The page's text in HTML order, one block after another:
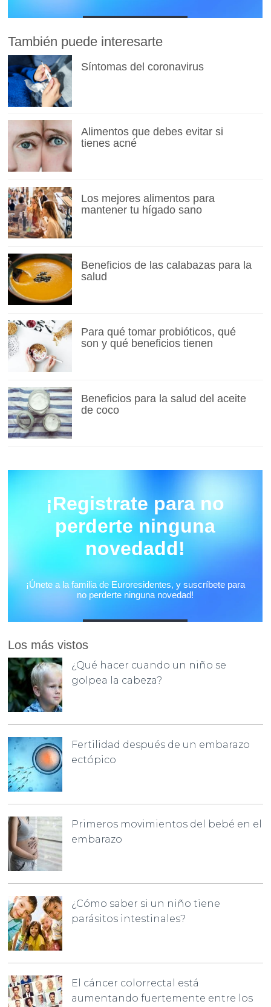
También puede interesarte
Síntomas del coronavirus
Alimentos que debes evitar si
tienes acné
Los mejores alimentos para
mantener tu hígado sano
Beneficios de las calabazas para la
salud
Para qué tomar probióticos, qué
son y qué beneficios tienen
Beneficios para la salud del aceite
de coco
Los más vistos
¿Qué hacer cuando un niño se
golpea la cabeza?
Fertilidad después de un embarazo
ectópico
Primeros movimientos del bebé en el
embarazo
¿Cómo saber si un niño tiene
parásitos intestinales?
El cáncer colorrectal está
aumentando fuertemente entre los